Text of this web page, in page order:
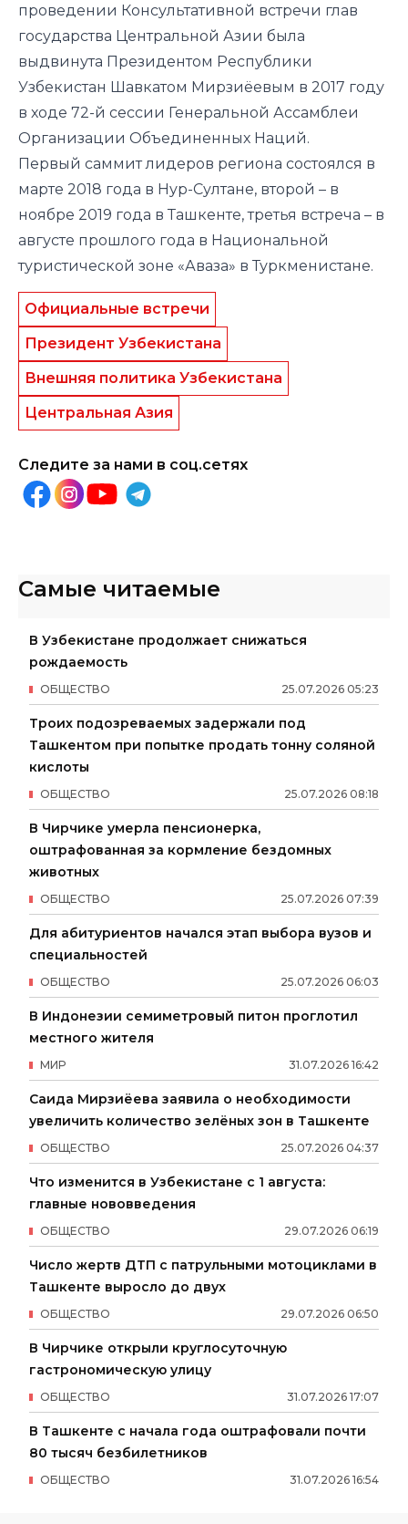
проведении Консультативной встречи глав
государства Центральной Азии была
выдвинута Президентом Республики
Узбекистан Шавкатом Мирзиёевым в 2017 году
в ходе 72-й сессии Генеральной Ассамблеи
Организации Объединенных Наций.
Первый саммит лидеров региона состоялся в
марте 2018 года в Нур-Султане, второй – в
ноябре 2019 года в Ташкенте, третья встреча – в
августе прошлого года в Национальной
туристической зоне «Аваза» в Туркменистане.
Официальные встречи
Президент Узбекистана
Внешняя политика Узбекистана
Центральная Азия
Следите за нами в соц.сетях
Самые читаемые
В Узбекистане продолжает снижаться
рождаемость
25.07.2026 05:23
ОБЩЕСТВО
Троих подозреваемых задержали под
Ташкентом при попытке продать тонну соляной
кислоты
25.07.2026 08:18
ОБЩЕСТВО
В Чирчике умерла пенсионерка,
оштрафованная за кормление бездомных
животных
25.07.2026 07:39
ОБЩЕСТВО
Для абитуриентов начался этап выбора вузов и
специальностей
25.07.2026 06:03
ОБЩЕСТВО
В Индонезии семиметровый питон проглотил
местного жителя
31.07.2026 16:42
МИР
Саида Мирзиёева заявила о необходимости
увеличить количество зелёных зон в Ташкенте
25.07.2026 04:37
ОБЩЕСТВО
Что изменится в Узбекистане с 1 августа:
главные нововведения
29.07.2026 06:19
ОБЩЕСТВО
Число жертв ДТП с патрульными мотоциклами в
Ташкенте выросло до двух
29.07.2026 06:50
ОБЩЕСТВО
В Чирчике открыли круглосуточную
гастрономическую улицу
31.07.2026 17:07
ОБЩЕСТВО
В Ташкенте с начала года оштрафовали почти
80 тысяч безбилетников
31.07.2026 16:54
ОБЩЕСТВО